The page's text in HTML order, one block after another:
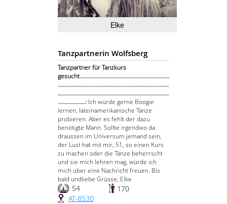
Elke
Tanzpartnerin Wolfsberg
Tanzpartner für Tanzkurs
gesucht...........................................................
.........................................................................
.........................................................................
..................: Ich würde gerne Boogie
lernen, lateinamerikanische Tänze
probieren. Aber es fehlt der dazu
benötigte Mann. Sollte irgendwo da
draussen im Universum jemand sein,
der Lust hat mit mir, 51, so einen Kurs
zu machen oder die Tänze beherrscht
und sie mich lehren mag, würde ich
mich über eine Nachricht freuen. Bis
bald undliebe Grüsse, Elke
54
170
AT-8530